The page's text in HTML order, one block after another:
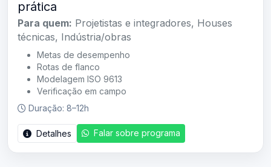
prática
Para quem: Projetistas e integradores, Houses
técnicas, Indústria/obras
Metas de desempenho
Rotas de flanco
Modelagem ISO 9613
Verificação em campo
Duração: 8–12h
Detalhes Falar sobre programa